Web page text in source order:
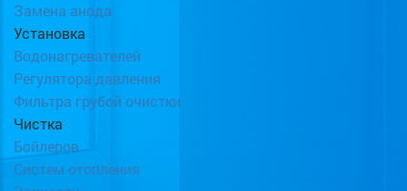
Замена анода
Установка
Водонагревателей
Регулятора давления
Фильтра грубой очистки
Чистка
Бойлеров
Систем отопления